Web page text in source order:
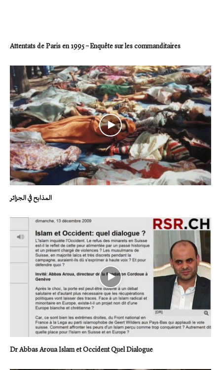
Attentats de Paris en 1995 – Enquête sur les commanditaires
المذابح في الجزائر
Dr Abbas Aroua Islam et Occident Quel Dialogue